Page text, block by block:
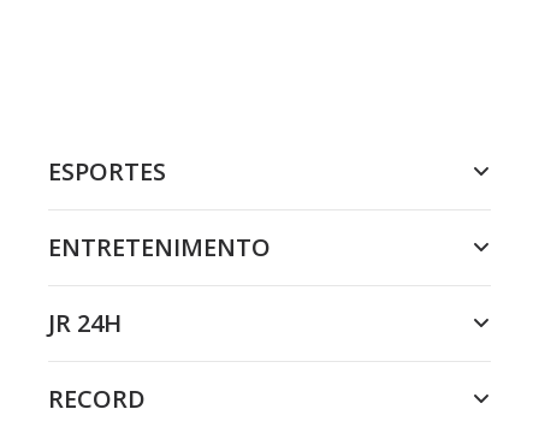
ESPORTES
ENTRETENIMENTO
JR 24H
RECORD